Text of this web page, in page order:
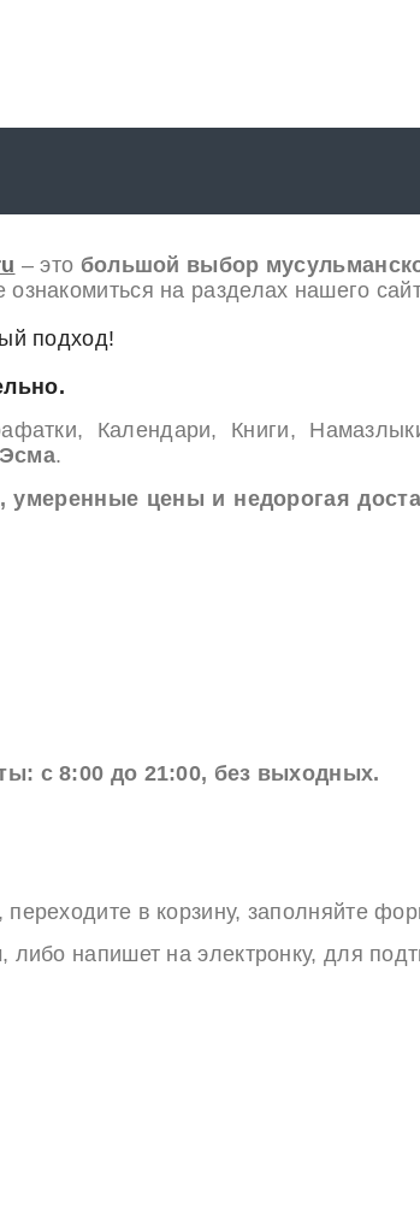
– это большой выбор
на разделах нашего
подход!
Календари, Книги,
Эсма.
умеренные цены и недорогая
с 8:00 до 21:00, без выходных.
в корзину, заполняйте
напишет на электронку, для